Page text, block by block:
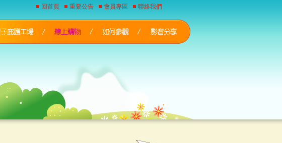
回首頁 重要公告 會員專區 聯絡我們